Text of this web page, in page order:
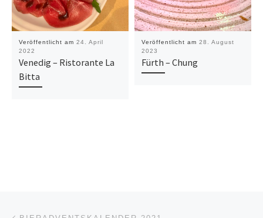
Veröffentlicht am 24. April
2022
Venedig – Ristorante La
Bitta
Veröffentlicht am 28. August
2023
Fürth – Chung
Beitragsnavigation